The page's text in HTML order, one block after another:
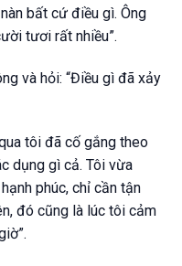
bất cứ điều gì. Ông
tươi rất nhiều”.
và hỏi: “Điều gì đã xảy
tôi đã cố gắng theo
dụng gì cả. Tôi vừa
phúc, chỉ cần tận
đó cũng là lúc tôi cảm